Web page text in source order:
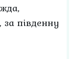
південну